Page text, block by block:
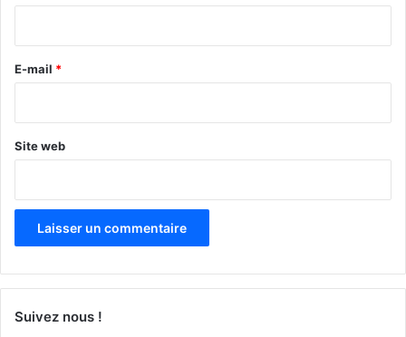
e
E-mail *
Site web
Suivez nous !